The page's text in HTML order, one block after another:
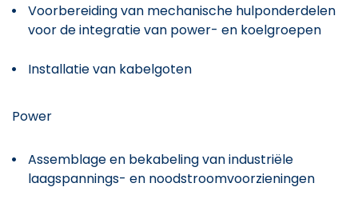
Voorbereiding van mechanische hulponderdelen
voor de integratie van power- en koelgroepen
Installatie van kabelgoten
Power
Assemblage en bekabeling van industriële
laagspannings- en noodstroomvoorzieningen